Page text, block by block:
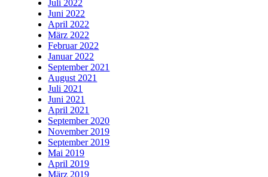
Juli 2022
Juni 2022
April 2022
März 2022
Februar 2022
Januar 2022
September 2021
August 2021
Juli 2021
Juni 2021
April 2021
September 2020
November 2019
September 2019
Mai 2019
April 2019
März 2019